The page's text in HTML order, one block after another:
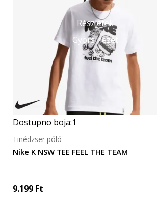
Részletek
Gyors nézet
Dostupno boja:1
Nike K NSW TEE FEEL THE TEAM
Tinédzser póló
9.199 Ft